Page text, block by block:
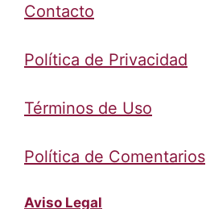
Contacto
Política de Privacidad
Términos de Uso
Política de Comentarios
Aviso Legal